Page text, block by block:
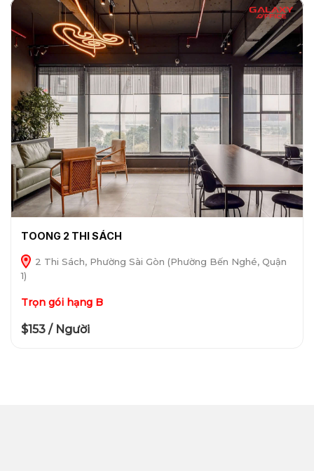
TOONG 2 THI SÁCH
2 Thi Sách, Phường Sài Gòn (Phường Bến Nghé, Quận
1)
Trọn gói hạng B
$153 / Người